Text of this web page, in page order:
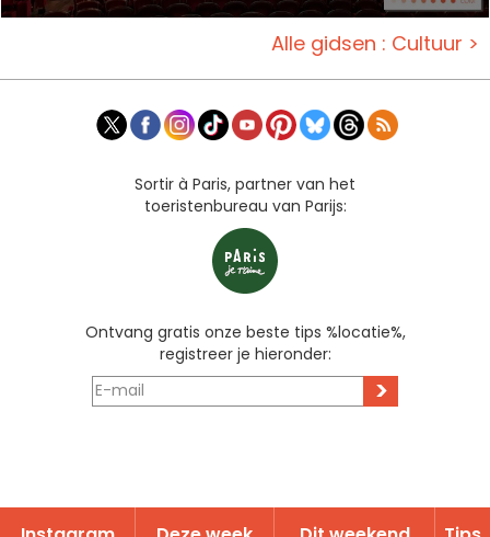
Alle gidsen : Cultuur >
Sortir à Paris, partner van het
toeristenbureau van Parijs:
Ontvang gratis onze beste tips %locatie%,
registreer je hieronder:
>